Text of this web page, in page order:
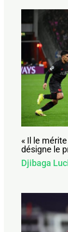
« Il le
désigne le
Djibaga